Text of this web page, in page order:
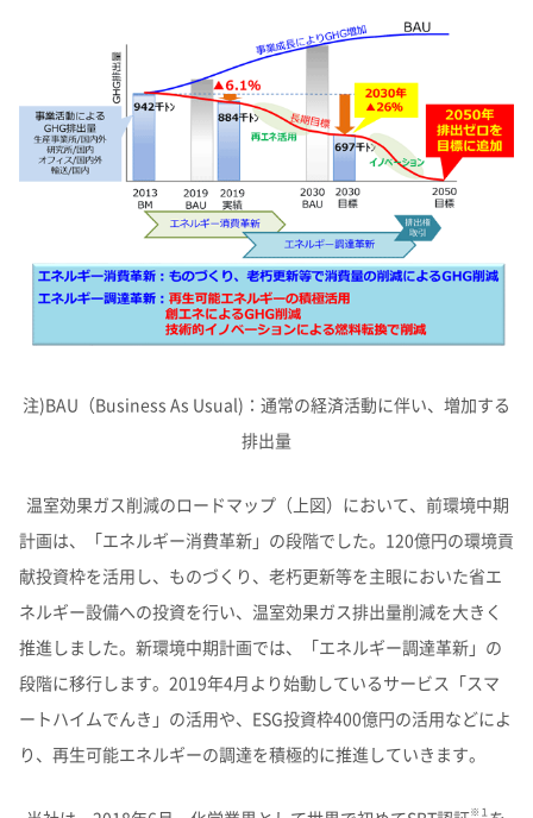
注)BAU（Business As Usual)：通常の経済活動に伴い、増加する
排出量
温室効果ガス削減のロードマップ（上図）において、前環境中期
計画は、「エネルギー消費革新」の段階でした。120億円の環境貢
献投資枠を活用し、ものづくり、老朽更新等を主眼においた省エ
ネルギー設備への投資を行い、温室効果ガス排出量削減を大きく
推進しました。新環境中期計画では、「エネルギー調達革新」の
段階に移行します。2019年4月より始動しているサービス「スマ
ートハイムでんき」の活用や、ESG投資枠400億円の活用などによ
り、再生可能エネルギーの調達を積極的に推進していきます。
※１